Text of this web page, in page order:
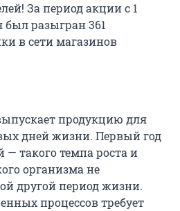
За период акции с 1
был разыгран 361
в сети магазинов
продукцию для
дней жизни. Первый год
такого темпа роста и
организма не
другой период жизни.
процессов требует